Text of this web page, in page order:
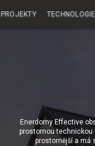
PROJEKTY TECHNOLOGIE
Enerdomy Effective
prostornou technickou
prostornější a má